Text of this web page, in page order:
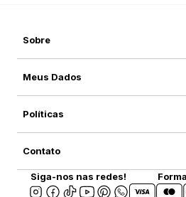
Sobre
Meus Dados
Políticas
Contato
Siga-nos nas redes!